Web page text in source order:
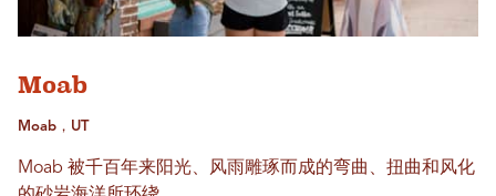
Moab
Moab，UT
Moab 被千百年来阳光、风雨雕琢而成的弯曲、扭曲和风化